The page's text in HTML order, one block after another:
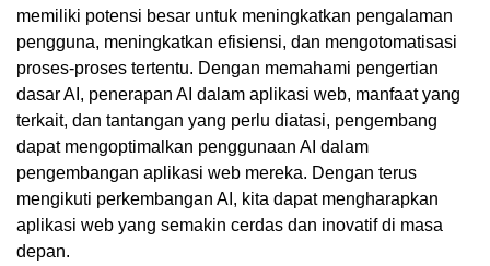
memiliki potensi besar untuk meningkatkan pengalaman
pengguna, meningkatkan efisiensi, dan mengotomatisasi
proses-proses tertentu. Dengan memahami pengertian
dasar AI, penerapan AI dalam aplikasi web, manfaat yang
terkait, dan tantangan yang perlu diatasi, pengembang
dapat mengoptimalkan penggunaan AI dalam
pengembangan aplikasi web mereka. Dengan terus
mengikuti perkembangan AI, kita dapat mengharapkan
aplikasi web yang semakin cerdas dan inovatif di masa
depan.